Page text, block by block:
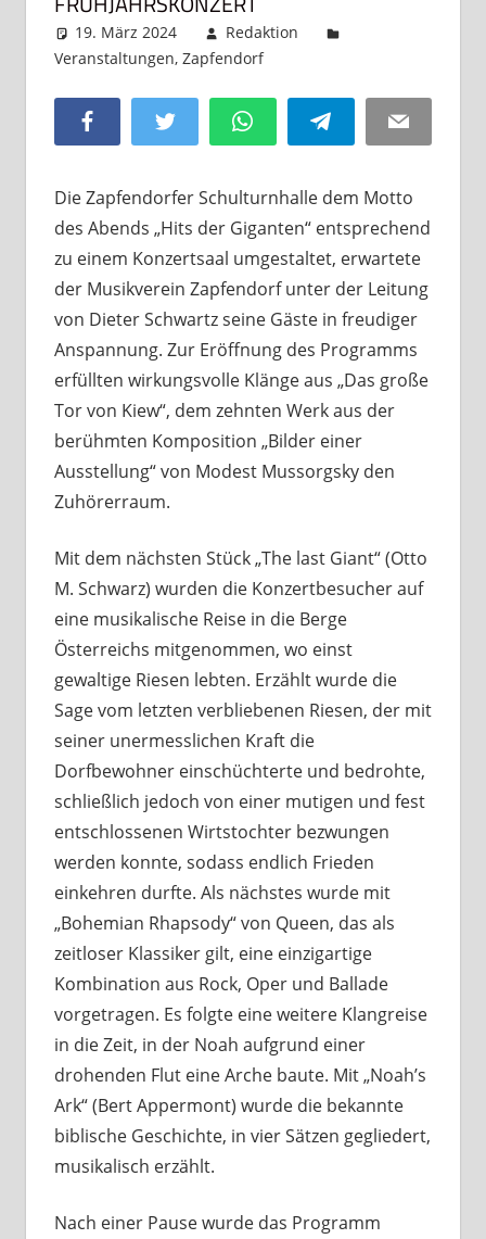
19. März 2024
Redaktion
Veranstaltungen, Zapfendorf
Facebook Twitter WhatsAppTelegram Email
Die Zapfendorfer Schulturnhalle dem Motto
des Abends „Hits der Giganten“ entsprechend
zu einem Konzertsaal umgestaltet, erwartete
der Musikverein Zapfendorf unter der Leitung
von Dieter Schwartz seine Gäste in freudiger
Anspannung. Zur Eröffnung des Programms
erfüllten wirkungsvolle Klänge aus „Das große
Tor von Kiew“, dem zehnten Werk aus der
berühmten Komposition „Bilder einer
Ausstellung“ von Modest Mussorgsky den
Zuhörerraum.
Mit dem nächsten Stück „The last Giant“ (Otto
M. Schwarz) wurden die Konzertbesucher auf
eine musikalische Reise in die Berge
Österreichs mitgenommen, wo einst
gewaltige Riesen lebten. Erzählt wurde die
Sage vom letzten verbliebenen Riesen, der mit
seiner unermesslichen Kraft die
Dorfbewohner einschüchterte und bedrohte,
schließlich jedoch von einer mutigen und fest
entschlossenen Wirtstochter bezwungen
werden konnte, sodass endlich Frieden
einkehren durfte. Als nächstes wurde mit
„Bohemian Rhapsody“ von Queen, das als
zeitloser Klassiker gilt, eine einzigartige
Kombination aus Rock, Oper und Ballade
vorgetragen. Es folgte eine weitere Klangreise
in die Zeit, in der Noah aufgrund einer
drohenden Flut eine Arche baute. Mit „Noah’s
Ark“ (Bert Appermont) wurde die bekannte
biblische Geschichte, in vier Sätzen gegliedert,
musikalisch erzählt.
Nach einer Pause wurde das Programm